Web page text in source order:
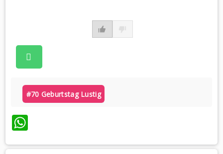
#70 Geburtstag Lustig
WhatsApp